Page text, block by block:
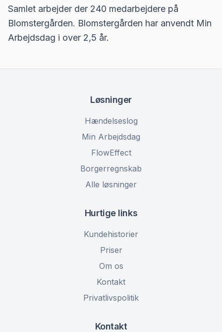
Samlet arbejder der 240 medarbejdere på
Blomstergården. Blomstergården har anvendt Min
Arbejdsdag i over 2,5 år.
Løsninger
Hændelseslog
Min Arbejdsdag
FlowEffect
Borgerregnskab
Alle løsninger
Hurtige links
Kundehistorier
Priser
Om os
Kontakt
Privatlivspolitik
Kontakt